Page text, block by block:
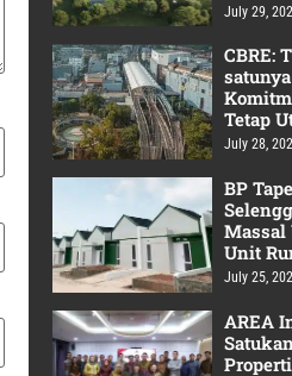
July 29,
CBRE:
Tetap
July 28,
BP
Massal
Unit
July 25,
AREA